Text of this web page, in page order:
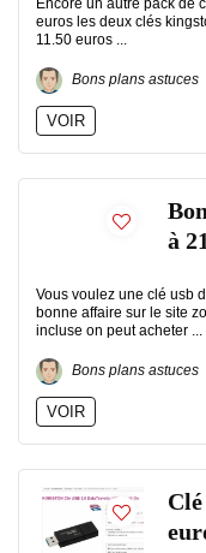
Encore un autre pack de
euros les deux clés
11.50 euros ...
Bons plans astuces
VOIR
à
Vous voulez une clé usb
bonne affaire sur le site
incluse on peut acheter ...
Bons plans astuces
VOIR